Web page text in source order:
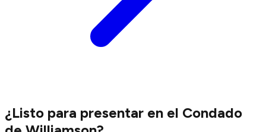
¿Listo para presentar en el Condado